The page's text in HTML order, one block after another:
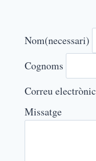
Nom(necessari)
Cognoms
Correu electrònic
Missatge